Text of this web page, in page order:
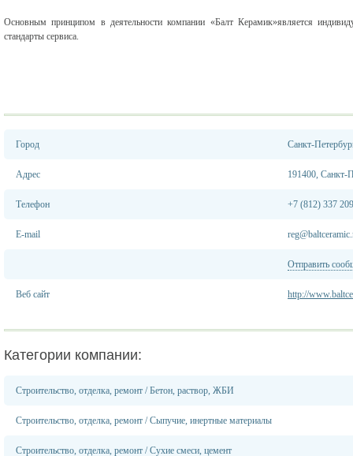
Основным принципом в деятельности компании «Балт Керамик»является
стандарты сервиса.
Город Санкт-
Адрес 191400, Санкт-
Телефон +7 (812) 337
E-mail
Отправить
Веб сайт http://
Категории компании:
Строительство, отделка, ремонт /Бетон, раствор, ЖБИ
Строительство, отделка, ремонт /Сыпучие, инертные материалы
Строительство, отделка, ремонт /Сухие смеси, цемент